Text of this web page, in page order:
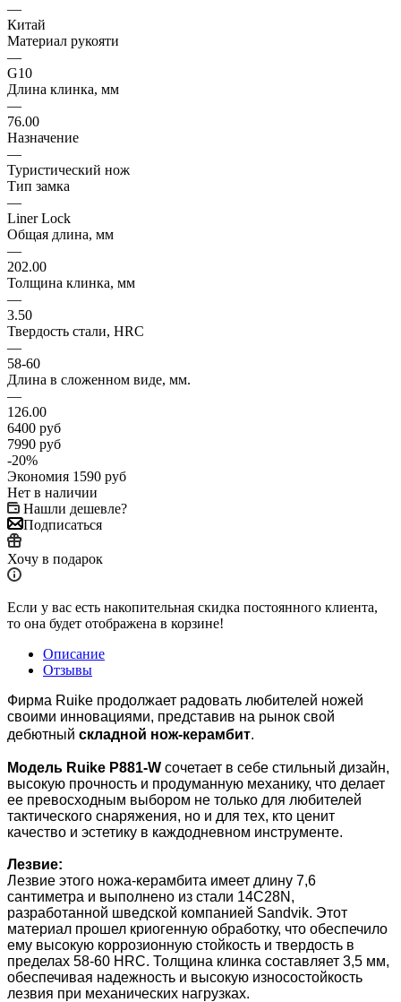
—
Китай
Материал рукояти
—
G10
Длина клинка, мм
—
76.00
Назначение
—
Туристический нож
Тип замка
—
Liner Lock
Общая длина, мм
—
202.00
Толщина клинка, мм
—
3.50
Твердость стали, HRC
—
58-60
Длина в сложенном виде, мм.
—
126.00
6400 руб
7990 руб
-20%
Экономия 1590 руб
Нет в наличии
Нашли дешевле?
Подписаться
Хочу в подарок
Если у вас есть накопительная скидка постоянного клиента,
то она будет отображена в корзине!
Описание
Отзывы
Фирма Ruike продолжает радовать любителей ножей
своими инновациями, представив на рынок свой
дебютный складной нож-керамбит.
Модель Ruike P881-W сочетает в себе стильный дизайн,
высокую прочность и продуманную механику, что делает
ее превосходным выбором не только для любителей
тактического снаряжения, но и для тех, кто ценит
качество и эстетику в каждодневном инструменте.
Лезвие:
Лезвие этого ножа-керамбита имеет длину 7,6
сантиметра и выполнено из стали 14C28N,
разработанной шведской компанией Sandvik. Этот
материал прошел криогенную обработку, что обеспечило
ему высокую коррозионную стойкость и твердость в
пределах 58-60 HRC. Толщина клинка составляет 3,5 мм,
обеспечивая надежность и высокую износостойкость
лезвия при механических нагрузках.